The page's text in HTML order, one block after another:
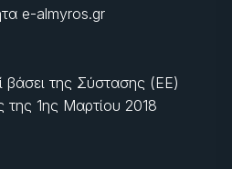
e-almyros.gr
βάσει της Σύστασης (ΕΕ)
της 1ης Μαρτίου 2018